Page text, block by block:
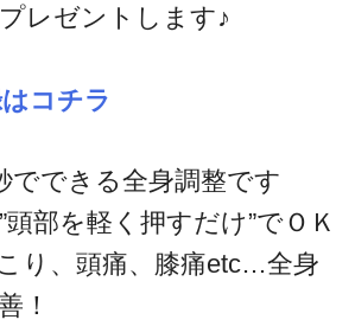
レゼントします♪
コチラ
でできる全身調整です
頭部を軽く押すだけ”でＯＫ
り、頭痛、膝痛etc…全身
！